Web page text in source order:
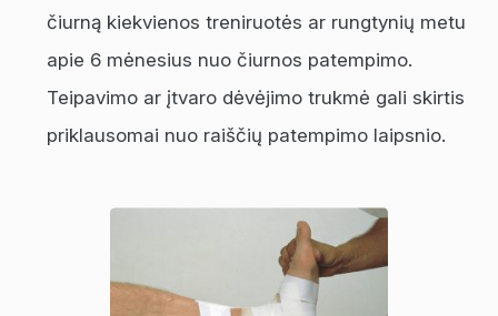
čiurną kiekvienos treniruotės ar rungtynių metu
apie 6 mėnesius nuo čiurnos patempimo.
Teipavimo ar įtvaro dėvėjimo trukmė gali skirtis
priklausomai nuo raiščių patempimo laipsnio.